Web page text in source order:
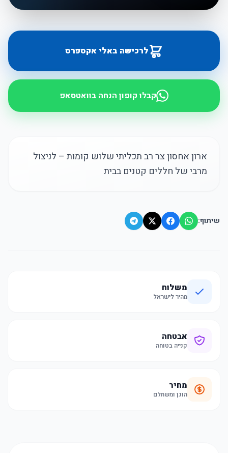
לרכישה באלי אקספרס
קבלו קופון הנחה בוואטסאפ
ארון אחסון צר רב תכליתי שלוש קומות – לניצול
מרבי של חללים קטנים בבית
שיתוף:
משלוח
מהיר לישראל
אבטחה
קנייה בטוחה
מחיר
הוגן ומשתלם